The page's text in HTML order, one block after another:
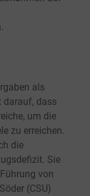
als
darauf, dass
um die
zu erreichen.
die
Sie
von
(CSU)